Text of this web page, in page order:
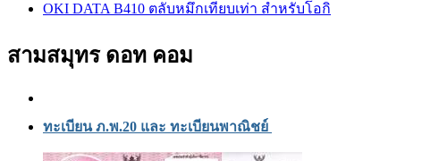
OKI DATA B410 ตลับหมึกเทียบเท่า สำหรับโอกิ
สามสมุทร ดอท คอม
ทะเบียน ภ.พ.20 และ ทะเบียนพาณิชย์